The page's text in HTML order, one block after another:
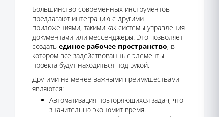
Большинство современных инструментов
предлагают интеграцию с другими
приложениями, такими как системы управления
документами или мессенджеры. Это позволяет
создать единое рабочее пространство, в
котором все задействованные элементы
проекта будут находиться под рукой.
Другими не менее важными преимуществами
являются:
Автоматизация повторяющихся задач, что
значительно экономит время.